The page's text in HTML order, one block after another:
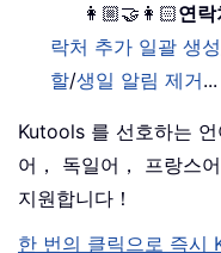
👩🏼‍🤝‍👩🏻연락
락처 추가 일괄 생성
할/생일 알림 제거...
Kutools 를 선호하는
어， 독일어， 프랑스
지원합니다！
한 번의 클릭으로 즉